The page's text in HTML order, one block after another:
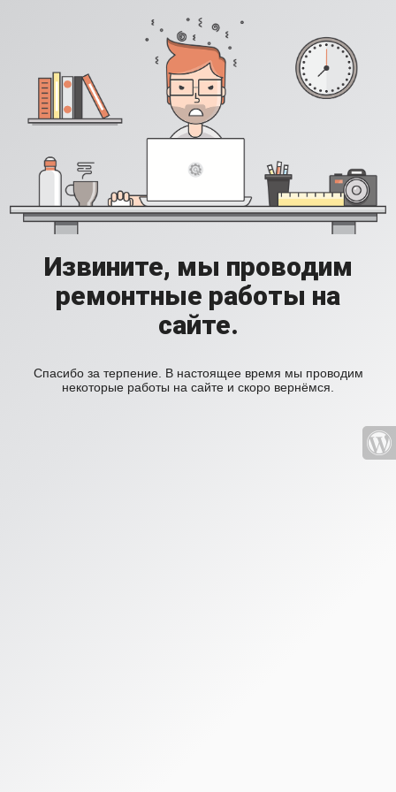
Извините, мы проводим
ремонтные работы на
сайте.
Спасибо за терпение. В настоящее время мы проводим
некоторые работы на сайте и скоро вернёмся.